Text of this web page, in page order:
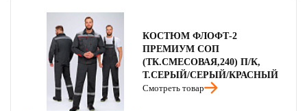
4.7
4.5
КОСТЮМ ФЛОФТ-2
ПРЕМИУМ СОП
(ТК.СМЕСОВАЯ,240) П/К,
Т.СЕРЫЙ/СЕРЫЙ/КРАСНЫЙ
Смотреть товар